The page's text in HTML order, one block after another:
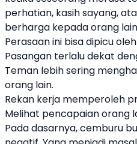
perhatian, kasih sayang,
berharga kepada orang
Perasaan ini bisa dipicu
Pasangan terlalu dekat
Teman lebih sering
orang lain.
Rekan kerja memperoleh
Melihat pencapaian orang
Pada dasarnya, cemburu